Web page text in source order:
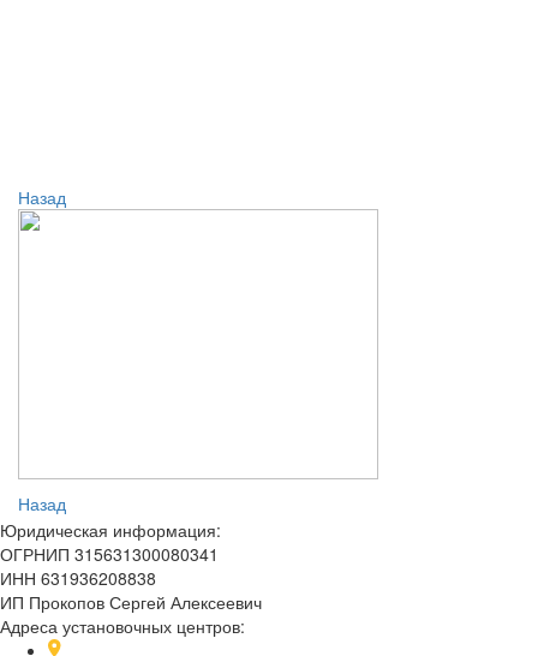
Назад
Назад
Юридическая информация:
ОГРНИП 315631300080341
ИНН 631936208838
ИП Прокопов Сергей Алексеевич
Адреса установочных центров: